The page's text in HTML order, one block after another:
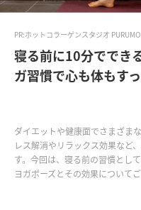
PR:ホットコラーゲンスタジオ
寝る前に10分ででき
ガ習慣で心も体もす
ダイエットや健康面でさまざま
レス解消やリラックス効果など
す。今回は、寝る前の習慣とし
ヨガポーズとその効果についてご